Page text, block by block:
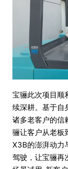
宝骊此次项目顺
续深耕。基于自
诸多老客户的信
骊让客户从老板
X3B的澎湃动力
驾驶，让宝骊再